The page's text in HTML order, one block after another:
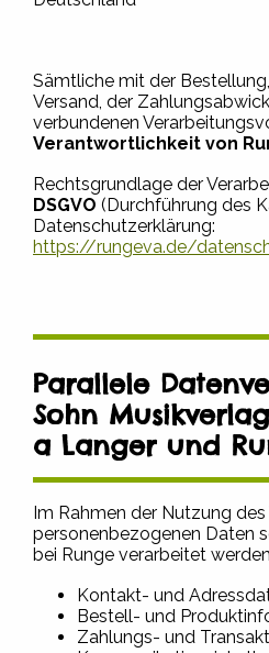
Sämtliche mit der
Versand, der
verbundenen
Verantwortlichkeit von
Rechtsgrundlage der
DSGVO (Durchführung des
Datenschutzerklärung:
https://rungeva.de/
Parallele
Sohn
a Langer und
Im Rahmen der Nutzung
personenbezogenen Daten
bei Runge verarbeitet
Kontakt- und
Bestell- und
Zahlungs- und